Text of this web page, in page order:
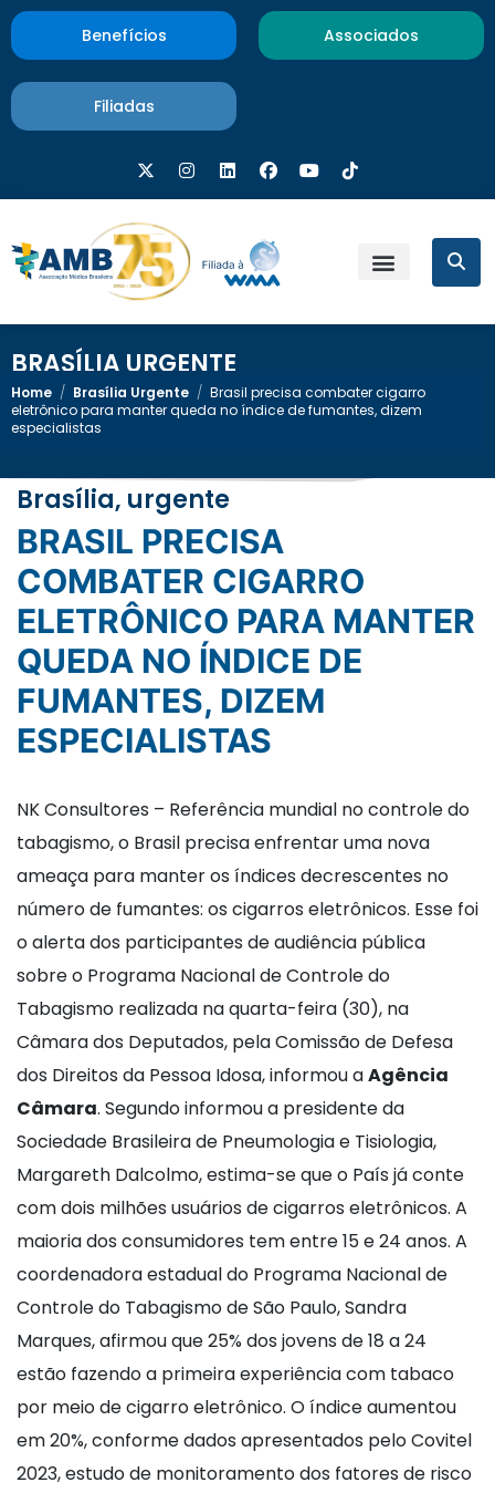
Benefícios Associados
Filiadas
BRASÍLIA URGENTE
Home / Brasília Urgente / Brasil precisa combater cigarro
eletrônico para manter queda no índice de fumantes, dizem
especialistas
Brasília, urgente
BRASIL PRECISA
COMBATER CIGARRO
ELETRÔNICO PARA MANTER
QUEDA NO ÍNDICE DE
FUMANTES, DIZEM
ESPECIALISTAS
NK Consultores – Referência mundial no controle do
tabagismo, o Brasil precisa enfrentar uma nova
ameaça para manter os índices decrescentes no
número de fumantes: os cigarros eletrônicos. Esse foi
o alerta dos participantes de audiência pública
sobre o Programa Nacional de Controle do
Tabagismo realizada na quarta-feira (30), na
Câmara dos Deputados, pela Comissão de Defesa
dos Direitos da Pessoa Idosa, informou aAgência
Câmara. Segundo informou a presidente da
Sociedade Brasileira de Pneumologia e Tisiologia,
Margareth Dalcolmo, estima-se que o País já conte
com dois milhões usuários de cigarros eletrônicos. A
maioria dos consumidores tem entre 15 e 24 anos. A
coordenadora estadual do Programa Nacional de
Controle do Tabagismo de São Paulo, Sandra
Marques, afirmou que 25% dos jovens de 18 a 24
estão fazendo a primeira experiência com tabaco
por meio de cigarro eletrônico. O índice aumentou
em 20%, conforme dados apresentados pelo Covitel
2023, estudo de monitoramento dos fatores de risco